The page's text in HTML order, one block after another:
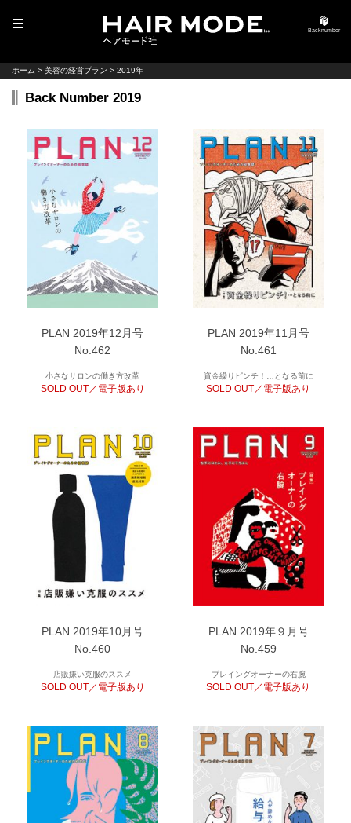
Backnumber
ホーム > 美容の経営プラン > 2019年
Back Number 2019
PLAN 2019年12月号
No.462
小さなサロンの働き方改革
SOLD OUT／電子版あり
PLAN 2019年11月号
No.461
資金繰りピンチ！…となる前に
SOLD OUT／電子版あり
PLAN 2019年10月号
No.460
店販嫌い克服のススメ
SOLD OUT／電子版あり
PLAN 2019年９月号
No.459
プレイングオーナーの右腕
SOLD OUT／電子版あり